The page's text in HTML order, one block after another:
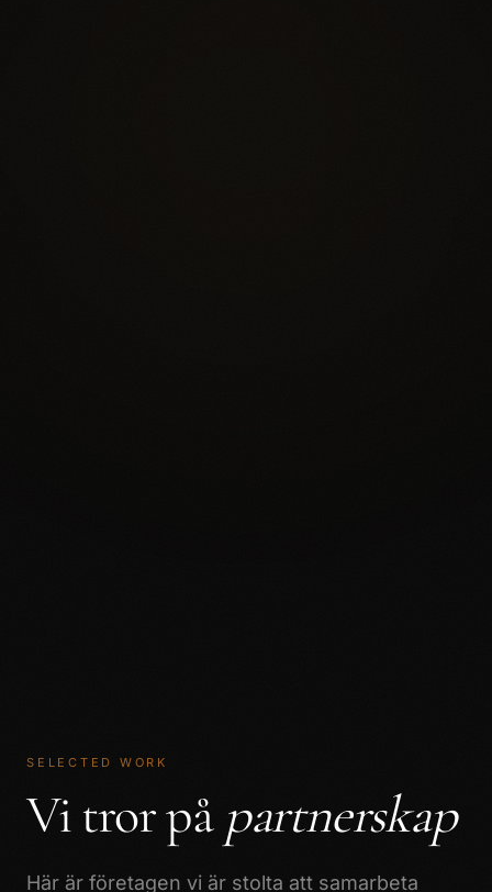
SELECTED WORK
Vi tror på partnerskap
Här är företagen vi är stolta att samarbeta